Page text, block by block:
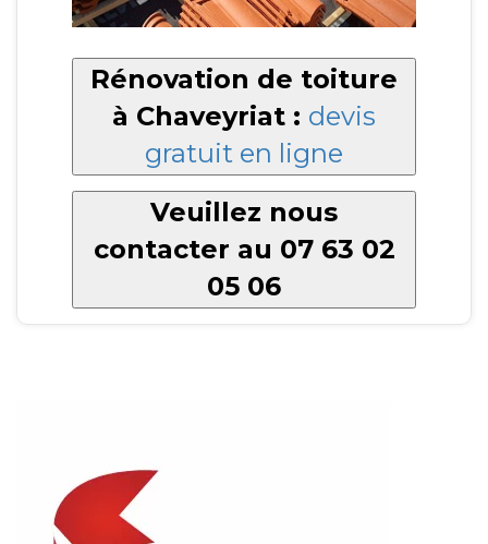
Rénovation de toiture
à Chaveyriat : devis
gratuit en ligne
Veuillez nous
contacter au 07 63 02
05 06